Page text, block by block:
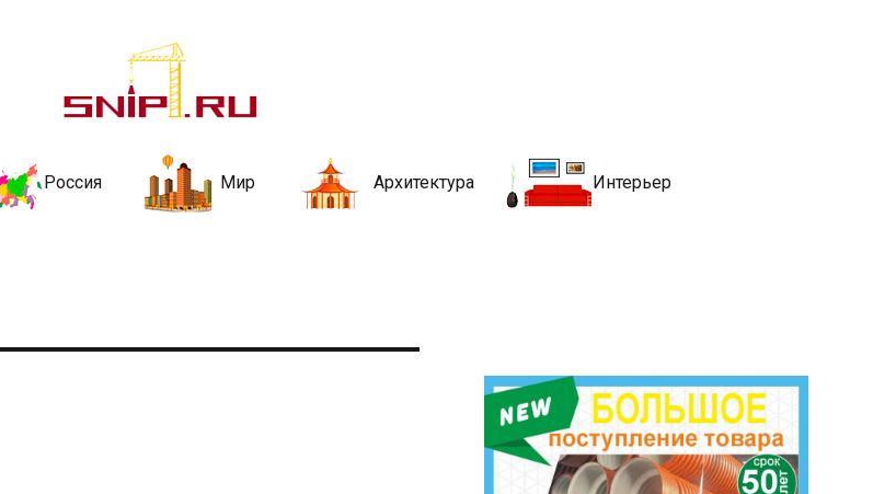
и недвижимости
стройкой рубрики
Россия Мир Архитектура Интерьер